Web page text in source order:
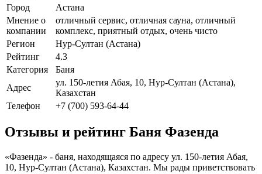
Город
Астана
Мнение о
компании
отличный сервис, отличная сауна, отличный
комплекс, приятный отдых, очень чисто
Регион
Нур-Султан (Астана)
Рейтинг
4.3
Категория
Баня
Адрес
ул. 150-летия Абая, 10, Нур-Султан (Астана),
Казахстан
Телефон
+7 (700) 593-64-44
Отзывы и рейтинг Баня Фазенда
«Фазенда» - баня, находящаяся по адресу ул. 150-летия Абая,
10, Нур-Султан (Астана), Казахстан. Мы рады приветствовать